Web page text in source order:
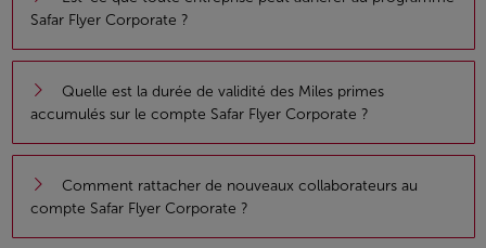
Safar Flyer Corporate ?
Quelle est la durée de validité des Miles primes
accumulés sur le compte Safar Flyer Corporate ?
Comment rattacher de nouveaux collaborateurs au
compte Safar Flyer Corporate ?